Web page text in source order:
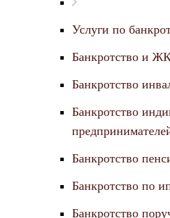
Услуги по
Банкротство и
Банкротство
Банкротство
Банкротство
Банкротство по
Банкротство